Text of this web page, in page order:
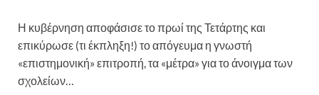
Η κυβέρνηση αποφάσισε το πρωί της Τετάρτης και
επικύρωσε (τι έκπληξη!) το απόγευμα η γνωστή
«επιστημονική» επιτροπή, τα «μέτρα» για το άνοιγμα των
σχολείων…